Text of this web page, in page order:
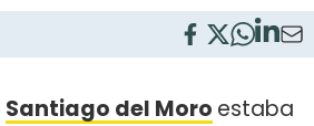
Santiago del Moro estaba